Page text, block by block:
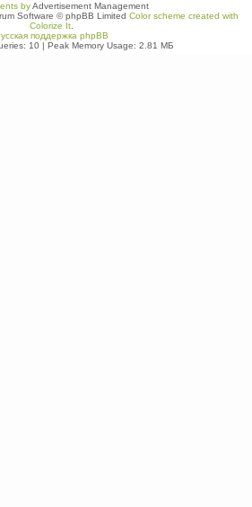
byAdvertisement Management
Software © phpBB Limited Color scheme created with
Colorize It.
поддержка phpBB
10| Peak Memory Usage: 2.81 МБ